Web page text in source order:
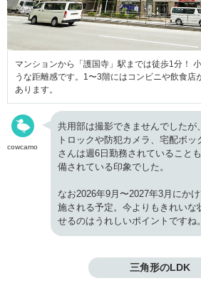
マンションから「護国寺」駅までは徒歩1分！
うな距離感です。1〜3階にはコンビニや飲食店
あります。
cowcamo
共用部は撮影できませんでしたが
トロックや防犯カメラ、宅配ボ
さんは週6日勤務されていること
備されている印象でした。
なお2026年9月〜2027年3月にかけ
施される予定。今よりもきれいな
せるのはうれしいポイントですね。
三角形のLDK